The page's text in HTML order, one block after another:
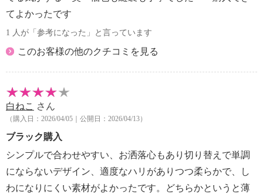
てよかったです
1 人が「参考になった」と言っています
このお客様の他のクチコミを見る
白ねこ さん
（購入日：2026/04/05｜公開日：2026/04/13）
ブラック購入
シンプルで合わせやすい、お洒落心もあり切り替えで単調
にならないデザイン、適度なハリがありつつ柔らかで、し
わになりにくい素材がよかったです。どちらかというと薄